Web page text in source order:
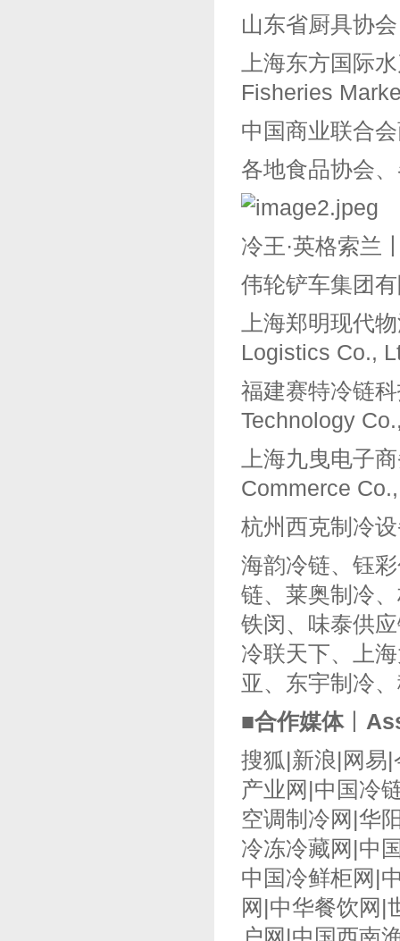
山东省厨具协
上海东方国际
Fisheries
中国商业联合
各地食品协会
冷王·英格索兰
伟轮铲车集团
上海郑明现代
Logistics Co.,
福建赛特冷链
Technology
上海九曳电子
Commerce
杭州西克制冷
海韵冷链、钰
链、莱奥制冷
铁闵、味泰供
冷联天下、上
亚、东宇制冷
■合作媒体丨
搜狐|新浪|网易
产业网|中国冷
空调制冷网|华
冷冻冷藏网|中
中国冷鲜柜网|
网|中华餐饮网|